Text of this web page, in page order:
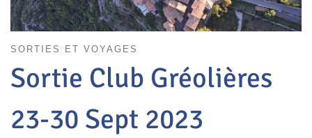
SORTIES ET VOYAGES
Sortie Club Gréolières
23-30 Sept 2023